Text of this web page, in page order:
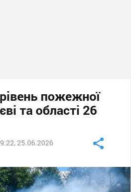
пожежної
та області 26
25.06.2026